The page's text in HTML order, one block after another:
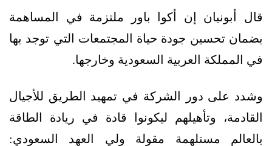
قال أبونيان إن أكوا باور ملتزمة في المساهمة
بضمان تحسين جودة حياة المجتمعات التي توجد بها
في المملكة العربية السعودية وخارجها.
وشدد على دور الشركة في تمهيد الطريق للأجيال
القادمة، وتأهيلهم ليكونوا قادة في ريادة الطاقة
بالعالم مستلهمة مقولة ولي العهد السعودي: